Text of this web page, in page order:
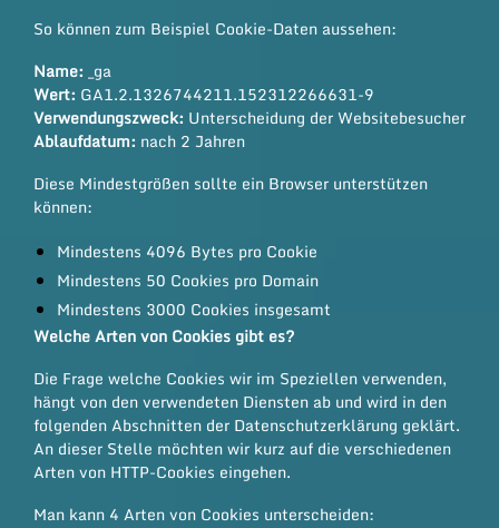
So können zum Beispiel Cookie-Daten aussehen:
Name: _ga
Wert: GA1.2.1326744211.152312266631-9
Verwendungszweck: Unterscheidung der Websitebesucher
Ablaufdatum: nach 2 Jahren
Diese Mindestgrößen sollte ein Browser unterstützen
können:
Mindestens 4096 Bytes pro Cookie
Mindestens 50 Cookies pro Domain
Mindestens 3000 Cookies insgesamt
Welche Arten von Cookies gibt es?
Die Frage welche Cookies wir im Speziellen verwenden,
hängt von den verwendeten Diensten ab und wird in den
folgenden Abschnitten der Datenschutzerklärung geklärt.
An dieser Stelle möchten wir kurz auf die verschiedenen
Arten von HTTP-Cookies eingehen.
Man kann 4 Arten von Cookies unterscheiden: